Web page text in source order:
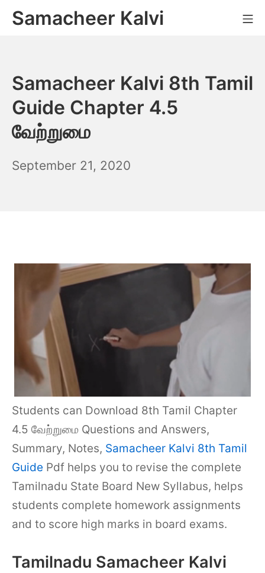
SkipSamacheer Kalvi
Samacheer Kalvi 8th Tamil
Guide Chapter 4.5
வேற்றுமை
September 21, 2020
Students can Download 8th Tamil Chapter
4.5 வேற்றுமை Questions and Answers,
Summary, Notes, Samacheer Kalvi 8th Tamil
Guide Pdf helps you to revise the complete
Tamilnadu State Board New Syllabus, helps
students complete homework assignments
and to score high marks in board exams.
Tamilnadu Samacheer Kalvi